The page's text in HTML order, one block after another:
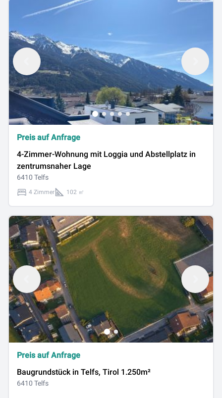
Preis auf Anfrage
4-Zimmer-Wohnung mit Loggia und Abstellplatz in
zentrumsnaher Lage
6410 Telfs
4 Zimmer 102 ㎡
Preis auf Anfrage
Baugrundstück in Telfs, Tirol 1.250m²
6410 Telfs